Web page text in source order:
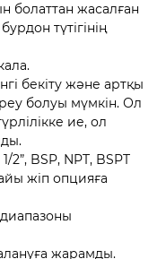
болаттан жасалған
түтігінің
бекіту және артқы
болуы мүмкін. Ол
ие, ол
2”, BSP, NPT, BSPT
жіп опцияға
жарамды.